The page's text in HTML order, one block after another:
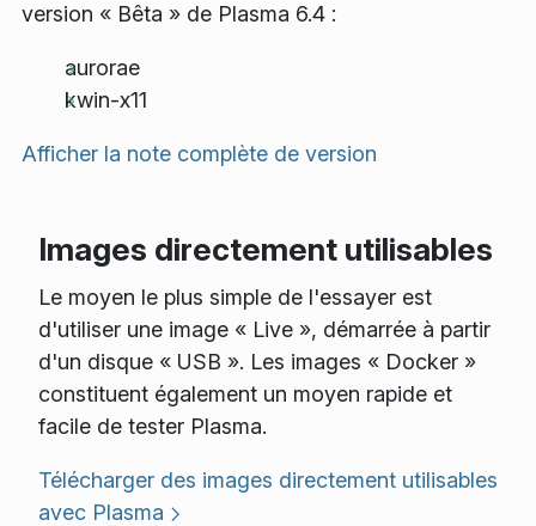
version « Bêta » de Plasma 6.4 :
aurorae
kwin-x11
Afficher la note complète de version
Images directement utilisables
Le moyen le plus simple de l'essayer est
d'utiliser une image « Live », démarrée à partir
d'un disque « USB ». Les images « Docker »
constituent également un moyen rapide et
facile de tester Plasma.
Télécharger des images directement utilisables
avec Plasma